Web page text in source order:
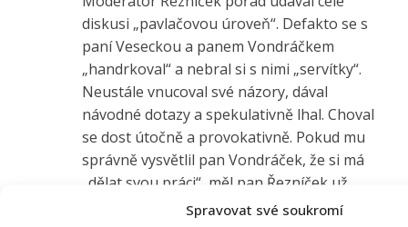
Spravovat své soukromí
diskusi „pavlačovou úroveň“. Defakto se s
paní Veseckou a panem Vondráčkem
„handrkoval“ a nebral si s nimi „servítky“.
Neustále vnucoval své názory, dával
návodné dotazy a spekulativně lhal. Choval
se dost útočně a provokativně. Pokud mu
správně vysvětlil pan Vondráček, že si má
„dělat svou práci“, měl pan Řezníček už
„sklapnout“ a dále nepopouzet a gradovat